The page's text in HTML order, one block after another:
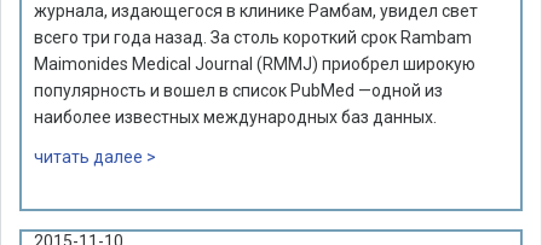
журнала, издающегося в клинике Рамбам, увидел свет
всего три года назад. За столь короткий срок Rambam
Maimonides Medical Journal (RMMJ) приобрел широкую
популярность и вошел в список PubMed —одной из
наиболее известных международных баз данных.
читать далее >